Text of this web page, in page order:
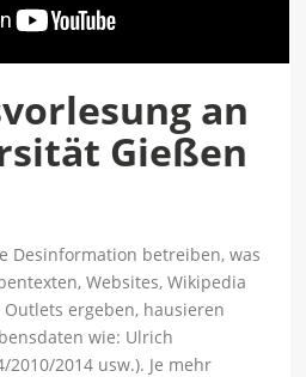
an
Gießen
Desinformation betreiben, was
Websites, Wikipedia
ergeben, hausieren
wie: Ulrich
2010/2014 usw.). Je mehr